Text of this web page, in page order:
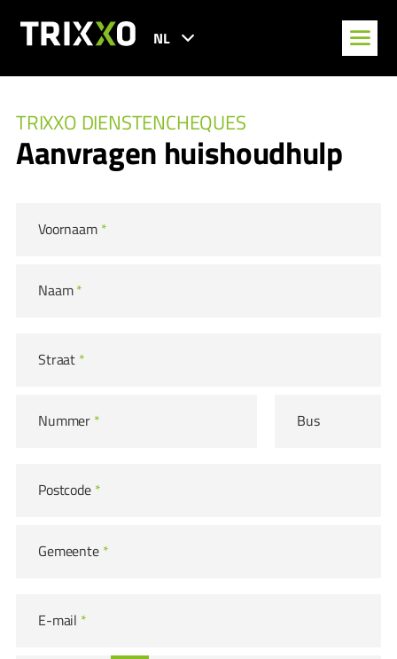
NL
TRIXXO DIENSTENCHEQUES
Aanvragen huishoudhulp
Voornaam *
Naam*
Straat *
Nummer * Bus
Postcode *
Gemeente *
E-mail *